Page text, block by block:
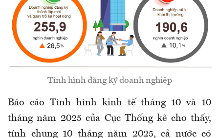
Tình hình đăng ký doanh nghiệp
Báo cáo Tình hình kinh tế tháng 10 và 10
tháng năm 2025 của Cục Thống kê cho thấy,
tính chung 10 tháng năm 2025, cả nước có